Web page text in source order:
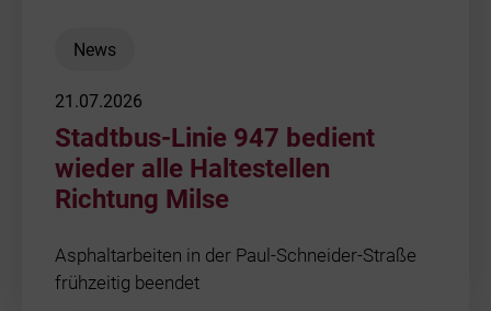
News
21.07.2026
Stadtbus-Linie 947 bedient
wieder alle Haltestellen
Richtung Milse
Asphaltarbeiten in der Paul-Schneider-Straße
frühzeitig beendet